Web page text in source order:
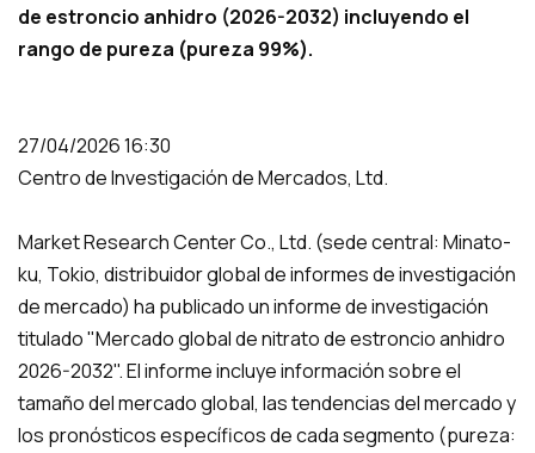
de estroncio anhidro (2026-2032) incluyendo el
rango de pureza (pureza 99%).
27/04/2026 16:30
Centro de Investigación de Mercados, Ltd.
Market Research Center Co., Ltd. (sede central: Minato-
ku, Tokio, distribuidor global de informes de investigación
de mercado) ha publicado un informe de investigación
titulado "Mercado global de nitrato de estroncio anhidro
2026-2032". El informe incluye información sobre el
tamaño del mercado global, las tendencias del mercado y
los pronósticos específicos de cada segmento (pureza: